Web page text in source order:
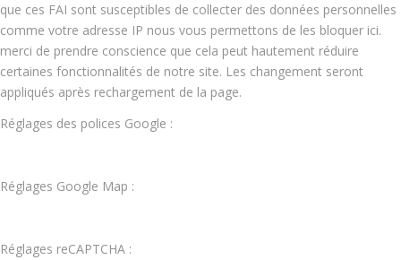
que ces FAI sont susceptibles de collecter des données personnelles
comme votre adresse IP nous vous permettons de les bloquer ici.
merci de prendre conscience que cela peut hautement réduire
certaines fonctionnalités de notre site. Les changement seront
appliqués après rechargement de la page.
Réglages des polices Google :
Réglages Google Map :
Réglages reCAPTCHA :